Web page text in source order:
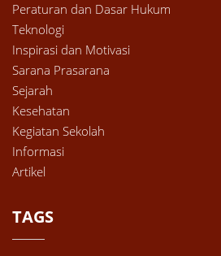
Peraturan dan Dasar Hukum
Teknologi
Inspirasi dan Motivasi
Sarana Prasarana
Sejarah
Kesehatan
Kegiatan Sekolah
Informasi
Artikel
TAGS